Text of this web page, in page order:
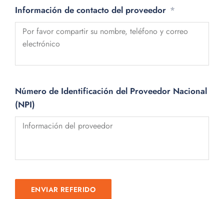
Información de contacto del proveedor
Número de Identificación del Proveedor Nacional
(NPI)
ENVIAR REFERIDO